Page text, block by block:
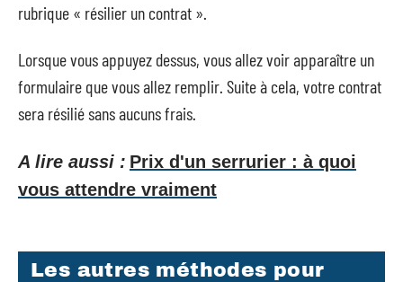
rubrique « résilier un contrat ».
Lorsque vous appuyez dessus, vous allez voir apparaître un
formulaire que vous allez remplir. Suite à cela, votre contrat
sera résilié sans aucuns frais.
A lire aussi : Prix d'un serrurier : à quoi
vous attendre vraiment
Les autres méthodes pour